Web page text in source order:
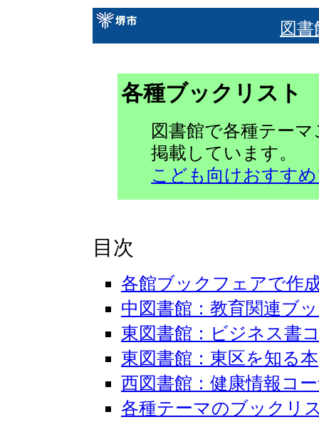
図
各種ブックリスト
図書館で各種テー
掲載しています。
こども向けおすす
目次
各館ブックフェアで作
中図書館：教育関連ブ
東図書館：ビジネス書
東図書館：東区を知る本
西図書館：健康情報コ
各種テーマのブックリ